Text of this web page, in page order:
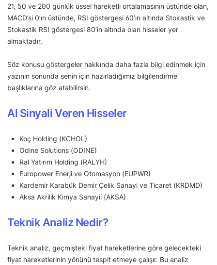
21, 50 ve 200 günlük üssel hareketli ortalamasının üstünde olan,
MACD’si 0’ın üstünde, RSI göstergesi 60’ın altında Stokastik ve
Stokastik RSI göstergesi 80’in altında olan hisseler yer
almaktadır.
Söz konusu göstergeler hakkında daha fazla bilgi edinmek için
yazının sonunda senin için hazırladığımız bilgilendirme
başlıklarına göz atabilirsin.
Al Sinyali Veren Hisseler
Koç Holding (KCHOL)
Odine Solutions (ODINE)
Ral Yatırım Holding (RALYH)
Europower Enerji ve Otomasyon (EUPWR)
Kardemir Karabük Demir Çelik Sanayi ve Ticaret (KRDMD)
Aksa Akrilik Kimya Sanayii (AKSA)
Teknik Analiz Nedir?
Teknik analiz, geçmişteki fiyat hareketlerine göre gelecekteki
fiyat hareketlerinin yönünü tespit etmeye çalışır. Bu analiz